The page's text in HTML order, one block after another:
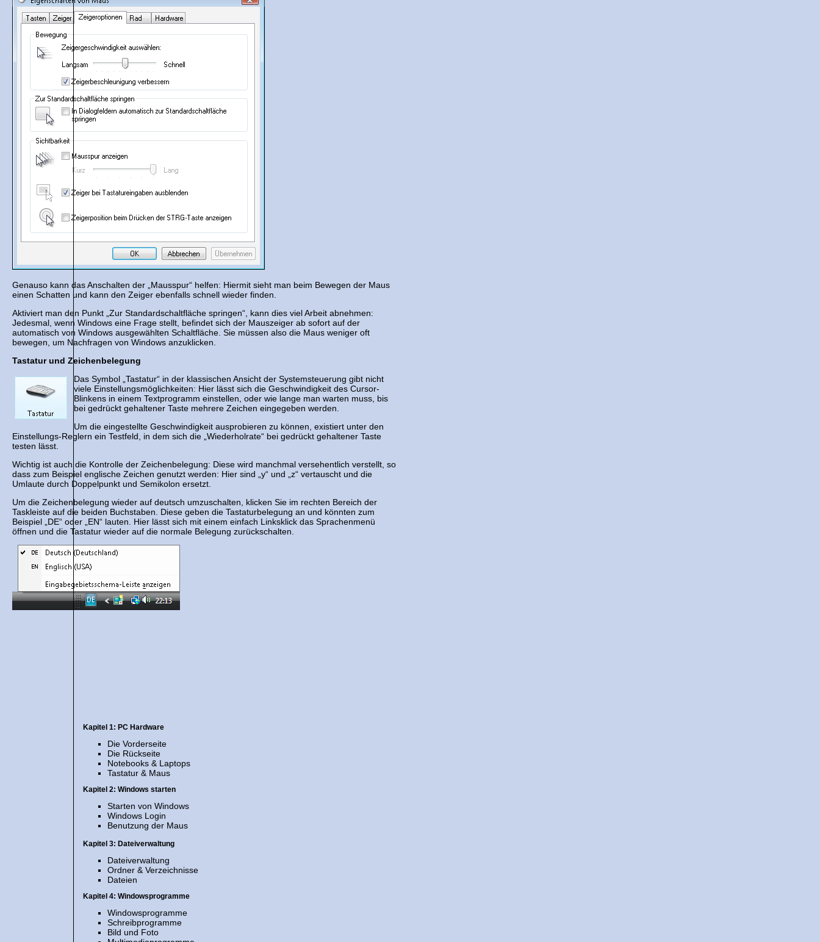
Genauso kann das Anschalten der „Mausspur“ helfen: Hiermit sieht man beim Bewegen der Maus
einen Schatten und kann den Zeiger ebenfalls schnell wieder finden.
Aktiviert man den Punkt „Zur Standardschaltfläche springen“, kann dies viel Arbeit abnehmen:
Jedesmal, wenn Windows eine Frage stellt, befindet sich der Mauszeiger ab sofort auf der
automatisch von Windows ausgewählten Schaltfläche. Sie müssen also die Maus weniger oft
bewegen, um Nachfragen von Windows anzuklicken.
Tastatur und Zeichenbelegung
Das Symbol „Tastatur“ in der klassischen Ansicht der Systemsteuerung gibt nicht
viele Einstellungsmöglichkeiten: Hier lässt sich die Geschwindigkeit des Cursor-
Blinkens in einem Textprogramm einstellen, oder wie lange man warten muss, bis
bei gedrückt gehaltener Taste mehrere Zeichen eingegeben werden.
Um die eingestellte Geschwindigkeit ausprobieren zu können, existiert unter den
Einstellungs-Reglern ein Testfeld, in dem sich die „Wiederholrate“ bei gedrückt gehaltener Taste
testen lässt.
Wichtig ist auch die Kontrolle der Zeichenbelegung: Diese wird manchmal versehentlich verstellt, so
dass zum Beispiel englische Zeichen genutzt werden: Hier sind „y“ und „z“ vertauscht und die
Umlaute durch Doppelpunkt und Semikolon ersetzt.
Um die Zeichenbelegung wieder auf deutsch umzuschalten, klicken Sie im rechten Bereich der
Taskleiste auf die beiden Buchstaben. Diese geben die Tastaturbelegung an und könnten zum
Beispiel „DE“ oder „EN“ lauten. Hier lässt sich mit einem einfach Linksklick das Sprachenmenü
öffnen und die Tastatur wieder auf die normale Belegung zurückschalten.
Kapitel 1: PC Hardware
Die Vorderseite
Die Rückseite
Notebooks & Laptops
Tastatur & Maus
Kapitel 2: Windows starten
Starten von Windows
Windows Login
Benutzung der Maus
Kapitel 3: Dateiverwaltung
Dateiverwaltung
Ordner & Verzeichnisse
Dateien
Kapitel 4: Windowsprogramme
Windowsprogramme
Schreibprogramme
Bild und Foto